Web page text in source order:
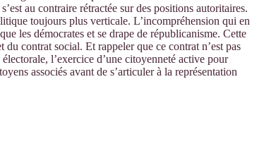
au contraire rétractée sur des positions autoritaires.
toujours plus verticale. L’incompréhension qui en
les démocrates et se drape de républicanisme. Cette
contrat social. Et rappeler que ce contrat n’est pas
l’exercice d’une citoyenneté active pour
associés avant de s’articuler à la représentation